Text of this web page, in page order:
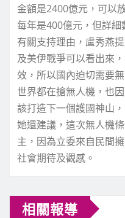
金額是2400億元，可以
每年是400億元，但詳細
有關支持理由，盧秀燕
及美伊戰爭可以看出來
效，所以國內迫切需要
世界都在搶無人機，也
該打造下一個護國神山
她還建議，這次無人機
主，因為立委來自民間
社會期待及觀感。
相關報導